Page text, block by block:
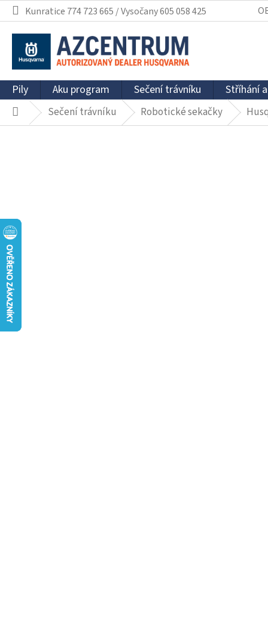
Přejít
na
obsah
Kunratice 774 723 665 / Vysočany 605 058 425
Pily Aku program Sečení trávníku Stříhání
DomůSečení trávníku Robotické sekačky